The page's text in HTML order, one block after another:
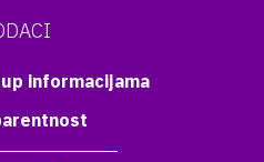
informacijama